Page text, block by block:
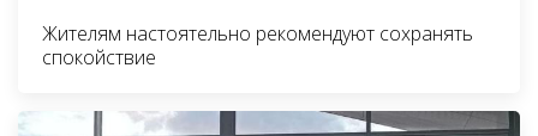
Жителям настоятельно рекомендуют сохранять
спокойствие